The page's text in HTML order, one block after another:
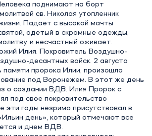
поднимают на борт
св. Николая утопленник
Падает с высокой мачты
одетый в скромные одежды,
и несчастный оживает.
Илия. Покровитель Воздушно-
десантных войск. 2 августа
памяти пророка Илии, произошло
под Воронежем. В этот же день
о создании ВДВ. Илия Пророк с
под свое покровительство
эти годы незримо присутствовал в
день», который отмечают все
и днем ВДВ.